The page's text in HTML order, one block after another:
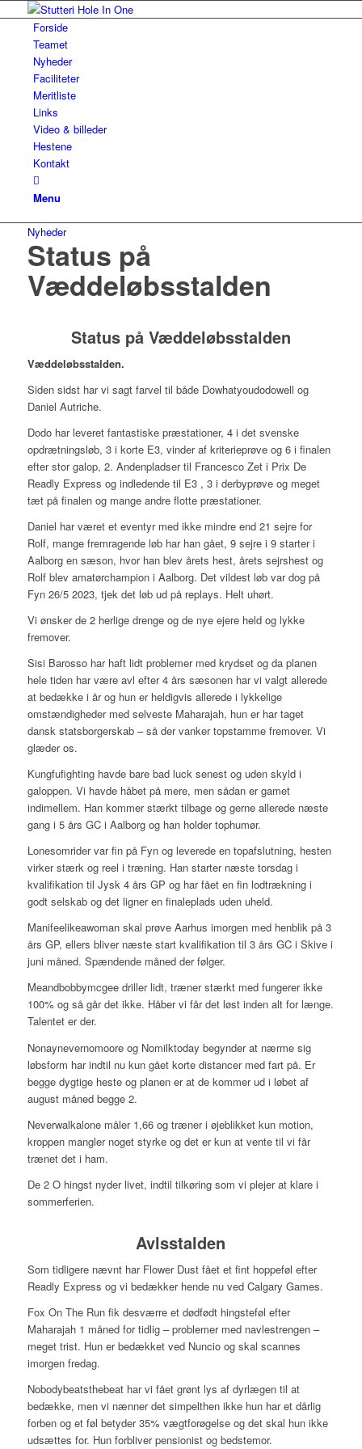
Forside
Teamet
Nyheder
Faciliteter
Meritliste
Links
Video & billeder
Hestene
Kontakt
Menu
Nyheder
Status på
Væddeløbsstalden
Status på Væddeløbsstalden
Væddeløbsstalden.
Siden sidst har vi sagt farvel til både Dowhatyoudodowell og
Daniel Autriche.
Dodo har leveret fantastiske præstationer, 4 i det svenske
opdrætningsløb, 3 i korte E3, vinder af kriterieprøve og 6 i finalen
efter stor galop, 2. Andenpladser til Francesco Zet i Prix De
Readly Express og indledende til E3 , 3 i derbyprøve og meget
tæt på finalen og mange andre flotte præstationer.
Daniel har været et eventyr med ikke mindre end 21 sejre for
Rolf, mange fremragende løb har han gået, 9 sejre i 9 starter i
Aalborg en sæson, hvor han blev årets hest, årets sejrshest og
Rolf blev amatørchampion i Aalborg. Det vildest løb var dog på
Fyn 26/5 2023, tjek det løb ud på replays. Helt uhørt.
Vi ønsker de 2 herlige drenge og de nye ejere held og lykke
fremover.
Sisi Barosso har haft lidt problemer med krydset og da planen
hele tiden har være avl efter 4 års sæsonen har vi valgt allerede
at bedække i år og hun er heldigvis allerede i lykkelige
omstændigheder med selveste Maharajah, hun er har taget
dansk statsborgerskab – så der vanker topstamme fremover. Vi
glæder os.
Kungfufighting havde bare bad luck senest og uden skyld i
galoppen. Vi havde håbet på mere, men sådan er gamet
indimellem. Han kommer stærkt tilbage og gerne allerede næste
gang i 5 års GC i Aalborg og han holder tophumør.
Lonesomrider var fin på Fyn og leverede en topafslutning, hesten
virker stærk og reel i træning. Han starter næste torsdag i
kvalifikation til Jysk 4 års GP og har fået en fin lodtrækning i
godt selskab og det ligner en finaleplads uden uheld.
Manifeelikeawoman skal prøve Aarhus imorgen med henblik på 3
års GP, ellers bliver næste start kvalifikation til 3 års GC i Skive i
juni måned. Spændende måned der følger.
Meandbobbymcgee driller lidt, træner stærkt med fungerer ikke
100% og så går det ikke. Håber vi får det løst inden alt for længe.
Talentet er der.
Nonaynevernomoore og Nomilktoday begynder at nærme sig
løbsform har indtil nu kun gået korte distancer med fart på. Er
begge dygtige heste og planen er at de kommer ud i løbet af
august måned begge 2.
Neverwalkalone måler 1,66 og træner i øjeblikket kun motion,
kroppen mangler noget styrke og det er kun at vente til vi får
trænet det i ham.
De 2 O hingst nyder livet, indtil tilkøring som vi plejer at klare i
sommerferien.
Avlsstalden
Som tidligere nævnt har Flower Dust fået et fint hoppeføl efter
Readly Express og vi bedækker hende nu ved Calgary Games.
Fox On The Run fik desværre et dødfødt hingsteføl efter
Maharajah 1 måned for tidlig – problemer med navlestrengen –
meget trist. Hun er bedækket ved Nuncio og skal scannes
imorgen fredag.
Nobodybeatsthebeat har vi fået grønt lys af dyrlægen til at
bedække, men vi nænner det simpelthen ikke hun har et dårlig
forben og et føl betyder 35% vægtforøgelse og det skal hun ikke
udsættes for. Hun forbliver pensionist og bedstemor.